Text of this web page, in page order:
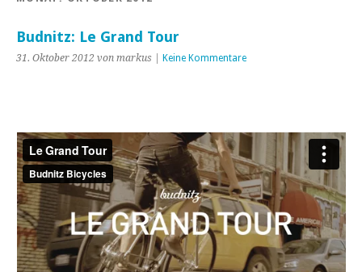
Budnitz: Le Grand Tour
31. Oktober 2012 von markus | Keine Kommentare